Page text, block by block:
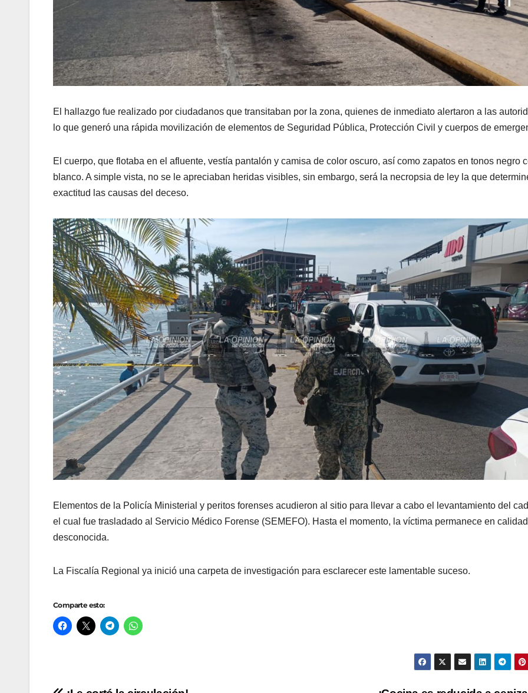
El hallazgo fue realizado por ciudadanos que transitaban por la zona, quienes de inmediato alertaron a las
lo que generó una rápida movilización de elementos de Seguridad Pública, Protección Civil y cuerpos de
El cuerpo, que flotaba en el afluente, vestía pantalón y camisa de color oscuro, así como zapatos en tonos negro
blanco. A simple vista, no se le apreciaban heridas visibles, sin embargo, será la necropsia de ley la que
exactitud las causas del deceso.
Elementos de la Policía Ministerial y peritos forenses acudieron al sitio para llevar a cabo el levantamiento del
el cual fue trasladado al Servicio Médico Forense (SEMEFO). Hasta el momento, la víctima permanece en
desconocida.
La Fiscalía Regional ya inició una carpeta de investigación para esclarecer este lamentable suceso.
Comparte esto: